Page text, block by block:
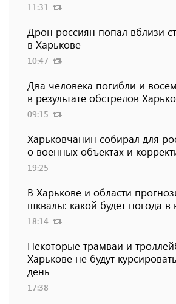
11:31
Дрон россиян попал вблизи
в Харькове
10:47
Два человека погибли и
в результате обстрелов
09:15
Харьковчанин собирал для
о военных объектах и
19:25
В Харькове и области
шквалы: какой будет погода
18:14
Некоторые трамваи и
Харькове не будут
день
17:38